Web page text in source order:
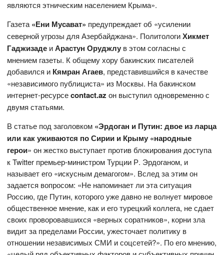
являются этническим населением Крыма».
Газета «Ени Мусават» предупреждает об «усилении
северной угрозы для Азербайджана». ПолитологиХикмет
Гаджизаде иАрастун Оруджлу в этом согласны с
мнением газеты. К общему хору бакинских писателей
добавился и Кямран Агаев, представившийся в качестве
«независимого публициста» из Москвы. На бакинском
интернет-ресурсеcontact.az он выступил одновременно с
двумя статьями.
В статье под заголовком «Эрдоган и Путин: двое из ларца
или как уживаются по Сирии и Крыму «народные
герои» он жестко выступает против блокирования доступа
к Twitter премьер-министром Турции Р. Эрдоганом, и
называет его «искусным демагогом». Вслед за этим он
задается вопросом: «Не напоминает ли эта ситуация
Россию, где Путин, которого уже давно не волнует мировое
общественное мнение, как и его турецкий коллега, не сдает
своих проворовавшихся «верных соратников», корни зла
видит за пределами России, ужесточает политику в
отношении независимых СМИ и соцсетей?». По его мнению,